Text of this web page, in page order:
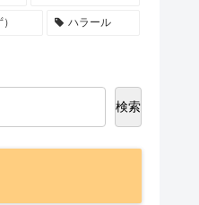
ハラール
検索